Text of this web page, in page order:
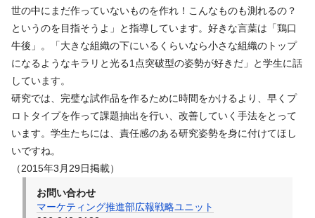
世の中にまだ作っていないものを作れ！こんなものも測れるの？
というのを目指そうよ」と指導しています。好きな言葉は「鶏口
牛後」。「大きな組織の下にいるくらいなら小さな組織のトップ
になるようなキラリと光る1点突破型の姿勢が好きだ」と学生に話
しています。
研究では、完璧な試作品を作るために時間をかけるより、早くプ
ロトタイプを作って課題抽出を行い、改善していく手法をとって
います。学生たちには、責任感のある研究姿勢を身に付けてほし
いですね。
（2015年3月29日掲載）
お問い合わせ
マーケティング推進部広報戦略ユニット